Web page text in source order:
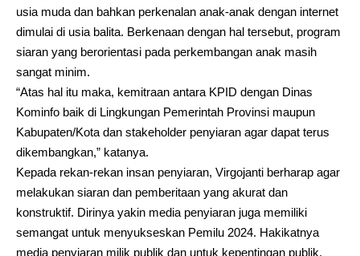
usia muda dan bahkan perkenalan anak-anak dengan internet
dimulai di usia balita. Berkenaan dengan hal tersebut, program
siaran yang berorientasi pada perkembangan anak masih
sangat minim.
“Atas hal itu maka, kemitraan antara KPID dengan Dinas
Kominfo baik di Lingkungan Pemerintah Provinsi maupun
Kabupaten/Kota dan stakeholder penyiaran agar dapat terus
dikembangkan,” katanya.
Kepada rekan-rekan insan penyiaran, Virgojanti berharap agar
melakukan siaran dan pemberitaan yang akurat dan
konstruktif. Dirinya yakin media penyiaran juga memiliki
semangat untuk menyukseskan Pemilu 2024. Hakikatnya
media penyiaran milik publik dan untuk kepentingan publik.